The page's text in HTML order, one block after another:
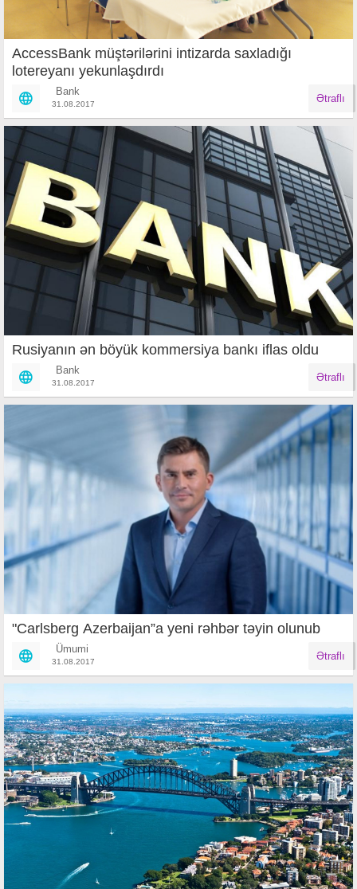
AccessBank müştərilərini intizarda saxladığı
lotereyanı yekunlaşdırdı
Bank
31.08.2017 Ətraflı
Rusiyanın ən böyük kommersiya bankı iflas oldu
Bank
31.08.2017 Ətraflı
"Carlsberg Azerbaijan”a yeni rəhbər təyin olunub
Ümumi
31.08.2017 Ətraflı